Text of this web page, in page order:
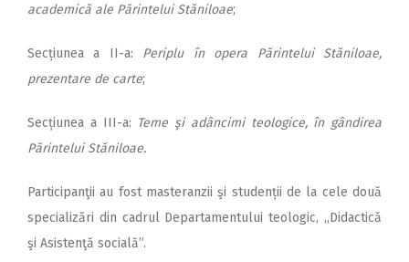
academică ale Părintelui Stăniloae;
Secțiunea a II-a: Periplu în opera Părintelui Stăniloae,
prezentare de carte;
Secțiunea a III-a: Teme şi adâncimi teologice, în gândirea
Părintelui Stăniloae.
Participanţii au fost masteranzii şi studenții de la cele două
specializări din cadrul Departamentului teologic, ,,Didactică
şi Asistenţă socială”.